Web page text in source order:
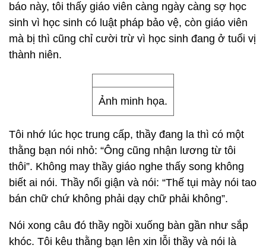
báo này, tôi thấy giáo viên càng ngày càng sợ học
sinh vì học sinh có luật pháp bảo vệ, còn giáo viên
mà bị thì cũng chỉ cười trừ vì học sinh đang ở tuổi vị
thành niên.
Ảnh minh họa.
Tôi nhớ lúc học trung cấp, thầy đang la thì có một
thằng bạn nói nhỏ: “Ông cũng nhận lương từ tôi
thôi”. Không may thầy giáo nghe thấy song không
biết ai nói. Thầy nổi giận và nói: “Thế tụi mày nói tao
bán chữ chứ không phải dạy chữ phải không”.
Nói xong câu đó thầy ngồi xuống bàn gần như sắp
khóc. Tôi kêu thằng bạn lên xin lỗi thầy và nói là